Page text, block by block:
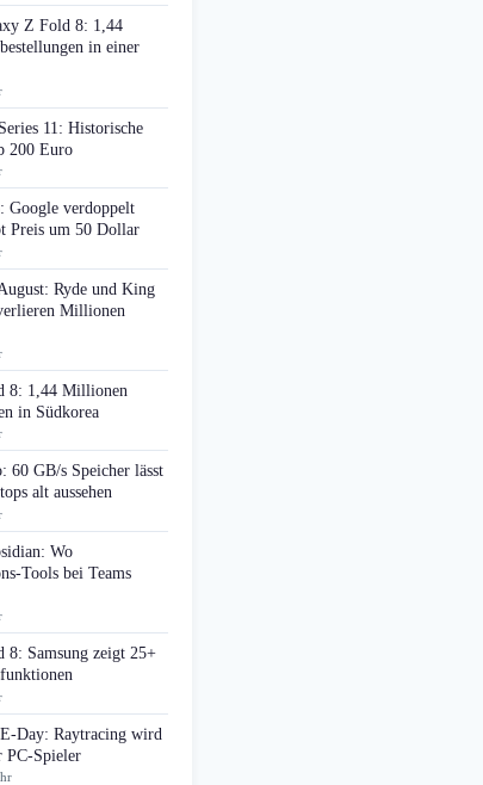
Z Fold 8: 1,44
in einer
11: Historische
200 Euro
Google verdoppelt
Preis um 50 Dollar
Ryde und King
Millionen
8: 1,44 Millionen
in Südkorea
60 GB/s Speicher lässt
alt aussehen
Wo
Tools bei Teams
8: Samsung zeigt 25+
Day: Raytracing wird
Spieler